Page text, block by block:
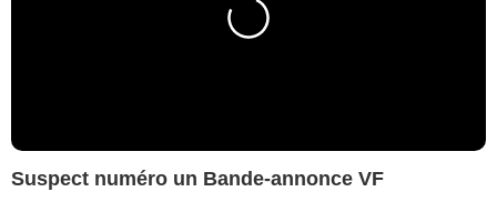
Suspect numéro un Bande-annonce VF